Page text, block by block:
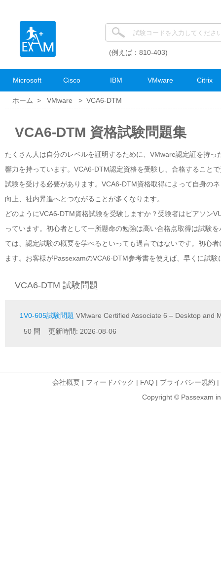
(例えば：810-403)
Microsoft Cisco IBM VMware Citrix
ホーム > VMware > VCA6-DTM
VCA6-DTM 資格試験問題集
たくさん人は自分のレベルを証明するために、VMware認定証を持
響力を持っています。VCA6-DTM認定資格を受験し、合格すること
試験を受ける必要があります。VCA6-DTM資格取得によって自身の
向上、社内昇進へとつながることが多くなります。
どのようにVCA6-DTM資格試験を受験しますか？受験者はピアソン
っています。初心者として一所懸命の勉強は高い合格点取得は試験
ては、認定試験の概要を学べるといっても過言ではないです。初心
ます。お客様がPassexamのVCA6-DTM参考書を使えば、早くに試
VCA6-DTM 試験問題
1V0-605試験問題 VMware Certified Associate 6 – Desktop and
50 問 更新時間: 2026-08-06
会社概要 | フィードバック | FAQ | プライバシー規約 |
Copyright © Passexam